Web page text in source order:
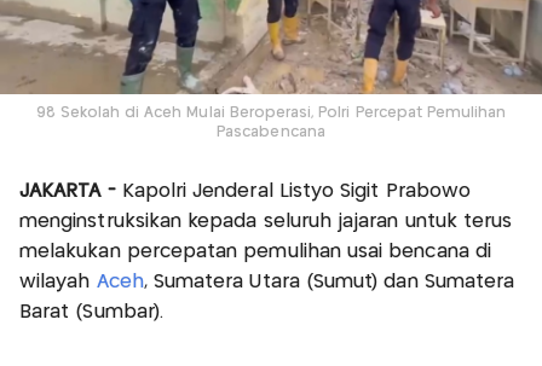
98 Sekolah di Aceh Mulai Beroperasi, Polri Percepat Pemulihan
Pascabencana
JAKARTA - Kapolri Jenderal Listyo Sigit Prabowo
menginstruksikan kepada seluruh jajaran untuk terus
melakukan percepatan pemulihan usai bencana di
wilayah Aceh, Sumatera Utara (Sumut) dan Sumatera
Barat (Sumbar).